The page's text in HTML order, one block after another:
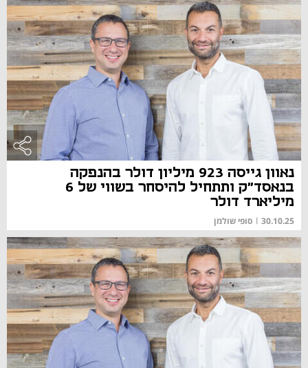
נאוון גייסה 923 מיליון דולר בהנפקה
בנאסד"ק ותתחיל להיסחר בשווי של 6
מיליארד דולר
30.10.25
| סופי שולמן